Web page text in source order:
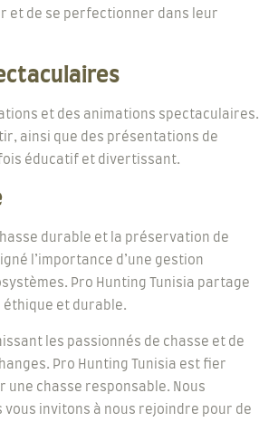
et de se perfectionner dans leur
et des animations spectaculaires.
ainsi que des présentations de
éducatif et divertissant.
durable et la préservation de
l’importance d’une gestion
Pro Hunting Tunisia partage
éthique et durable.
les passionnés de chasse et de
Pro Hunting Tunisia est fier
chasse responsable. Nous
invitons à nous rejoindre pour de